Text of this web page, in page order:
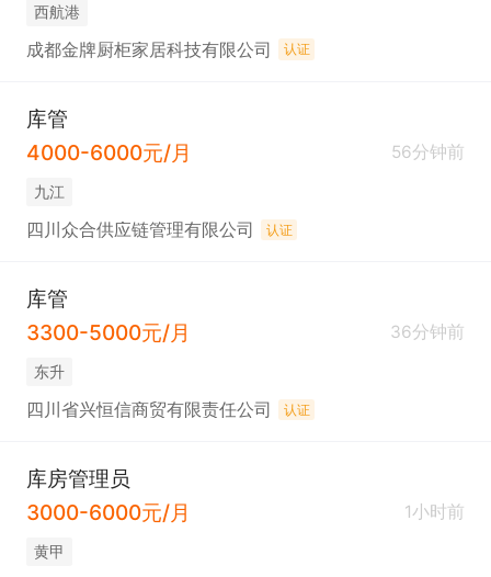
西航港
成都金牌厨柜家居科技有限公司 认证
库管
4000-6000元/月
56分钟前
九江
四川众合供应链管理有限公司 认证
库管
3300-5000元/月
36分钟前
东升
四川省兴恒信商贸有限责任公司 认证
库房管理员
3000-6000元/月
1小时前
黄甲